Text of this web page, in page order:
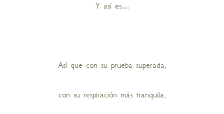
Y así es…
Así que con su prueba superada,
con su respiración más tranquila,